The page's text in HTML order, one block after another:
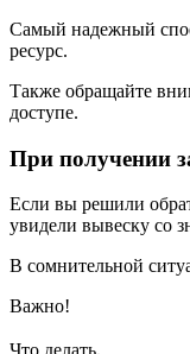
Самый надежный
ресурс.
Также обращайте
доступе.
При получении
Если вы решили
увидели вывеску со
В сомнительной
Важно!